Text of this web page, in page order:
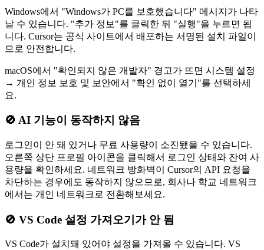
Windows에서 "Windows가 PC를 보호했습니다" 메시지가 나타
날 수 있습니다. "추가 정보"를 클릭한 뒤 "실행"을 누르면 됩
니다. Cursor는 공식 사이트에서 배포하는 서명된 설치 파일이
므로 안전합니다.
macOS에서 "확인되지 않은 개발자" 경고가 뜨면 시스템 설정
→ 개인 정보 보호 및 보안에서 "확인 없이 열기"를 선택하세
요.
🚫 AI 기능이 동작하지 않음
로그인이 안 돼 있거나 무료 사용량이 소진됐을 수 있습니다.
오른쪽 상단 프로필 아이콘을 클릭해서 로그인 상태와 잔여 사
용량을 확인하세요. 네트워크 방화벽이 Cursor의 API 요청을
차단하는 경우에도 동작하지 않으므로, 회사나 학교 네트워크
에서는 개인 네트워크로 전환해보세요.
🚫 VS Code 설정 가져오기가 안 됨
VS Code가 설치돼 있어야 설정을 가져올 수 있습니다. VS